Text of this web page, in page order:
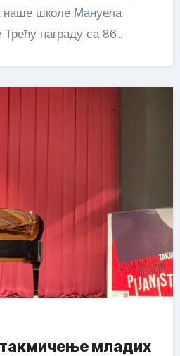
наше школе Мануела
награду са 86…
младих